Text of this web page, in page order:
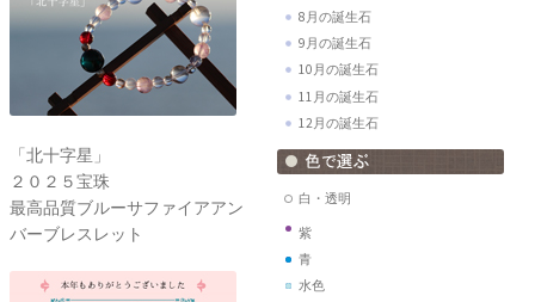
「北十字星」
２０２５宝珠
最高品質ブルーサファイアアン
バーブレスレット
8月の誕生石
9月の誕生石
10月の誕生石
11月の誕生石
12月の誕生石
白・透明
紫
青
水色